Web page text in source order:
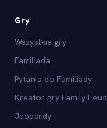
Gry
Wszystkie gry
Familiada
Pytania do Familiady
Kreator gry Family Feud
Jeopardy